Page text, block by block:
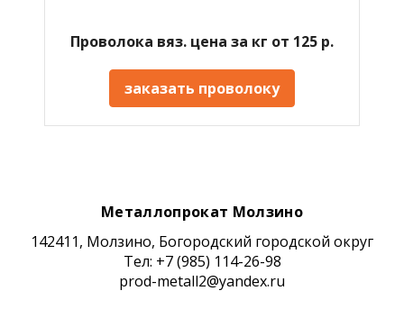
Проволока вяз. цена за кг от 125 р.
заказать проволоку
Металлопрокат Молзино
142411, Молзино, Богородский городской округ
Тел: +7 (985) 114-26-98
prod-metall2@yandex.ru